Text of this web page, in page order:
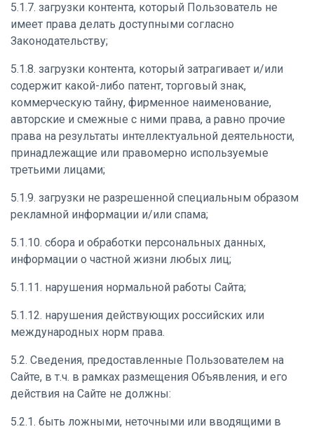
5.1.7. загрузки контента, который Пользователь не
имеет права делать доступными согласно
Законодательству;
5.1.8. загрузки контента, который затрагивает и/или
содержит какой-либо патент, торговый знак,
коммерческую тайну, фирменное наименование,
авторские и смежные с ними права, а равно прочие
права на результаты интеллектуальной деятельности,
принадлежащие или правомерно используемые
третьими лицами;
5.1.9. загрузки не разрешенной специальным образом
рекламной информации и/или спама;
5.1.10. сбора и обработки персональных данных,
информации о частной жизни любых лиц;
5.1.11. нарушения нормальной работы Сайта;
5.1.12. нарушения действующих российских или
международных норм права.
5.2. Сведения, предоставленные Пользователем на
Сайте, в т.ч. в рамках размещения Объявления, и его
действия на Сайте не должны:
5.2.1. быть ложными, неточными или вводящими в